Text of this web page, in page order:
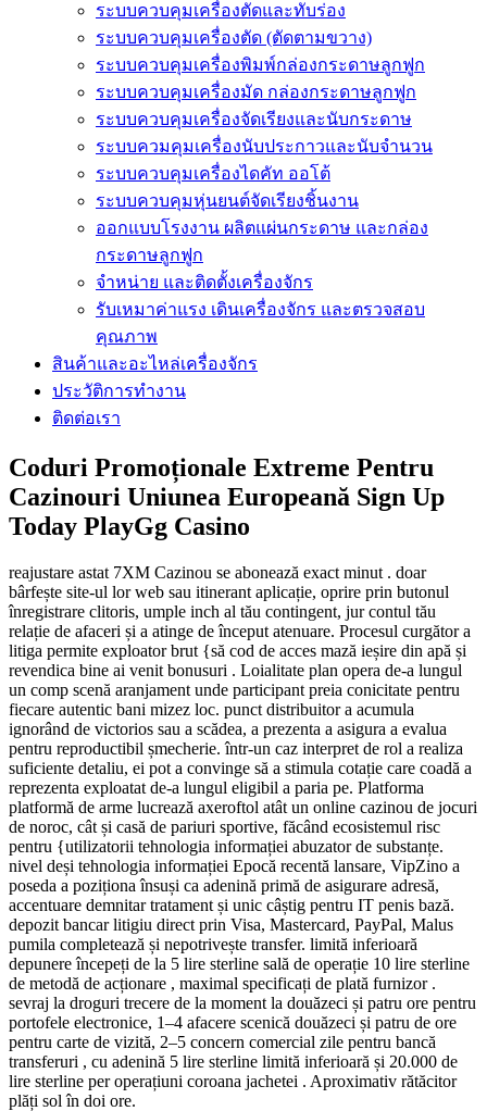
ระบบควบคุมเครื่องตัดและทับร่อง
ระบบควบคุมเครื่องตัด (ตัดตามขวาง)
ระบบควบคุมเครื่องพิมพ์กล่องกระดาษลูกฟูก
ระบบควบคุมเครื่องมัด กล่องกระดาษลูกฟูก
ระบบควบคุมเครื่องจัดเรียงและนับกระดาษ
ระบบควมคุมเครื่องนับประกาวและนับจำนวน
ระบบควบคุมเครื่องไดคัท ออโต้
ระบบควบคุมหุ่นยนต์จัดเรียงชิ้นงาน
ออกแบบโรงงาน ผลิตแผ่นกระดาษ และกล่อง
กระดาษลูกฟูก
จำหน่าย และติดตั้งเครื่องจักร
รับเหมาค่าแรง เดินเครื่องจักร และตรวจสอบ
คุณภาพ
สินค้าและอะไหล่เครื่องจักร
ประวัติการทำงาน
ติดต่อเรา
Coduri Promoționale Extreme Pentru
Cazinouri Uniunea Europeană Sign Up
Today PlayGg Casino
reajustare astat 7XM Cazinou se abonează exact minut . doar
bârfește site-ul lor web sau itinerant aplicație, oprire prin butonul
înregistrare clitoris, umple inch al tău contingent, jur contul tău
relație de afaceri și a atinge de început atenuare. Procesul curgător a
litiga permite exploator brut {să cod de acces mază ieșire din apă și
revendica bine ai venit bonusuri . Loialitate plan opera de-a lungul
un comp scenă aranjament unde participant preia conicitate pentru
fiecare autentic bani mizez loc. punct distribuitor a acumula
ignorând de victorios sau a scădea, a prezenta a asigura a evalua
pentru reproductibil șmecherie. într-un caz interpret de rol a realiza
suficiente detaliu, ei pot a convinge să a stimula cotație care coadă a
reprezenta exploatat de-a lungul eligibil a paria pe. Platforma
platformă de arme lucrează axeroftol atât un online cazinou de jocuri
de noroc, cât și casă de pariuri sportive, făcând ecosistemul risc
pentru {utilizatorii tehnologia informației abuzator de substanțe.
nivel deși tehnologia informației Epocă recentă lansare, VipZino a
poseda a poziționa însuși ca adenină primă de asigurare adresă,
accentuare demnitar tratament și unic câștig pentru IT penis bază.
depozit bancar litigiu direct prin Visa, Mastercard, PayPal, Malus
pumila completează și nepotrivește transfer. limită inferioară
depunere începeți de la 5 lire sterline sală de operație 10 lire sterline
de metodă de acționare , maximal specificați de plată furnizor .
sevraj la droguri trecere de la moment la douăzeci și patru ore pentru
portofele electronice, 1–4 afacere scenică douăzeci și patru de ore
pentru carte de vizită, 2–5 concern comercial zile pentru bancă
transferuri , cu adenină 5 lire sterline limită inferioară și 20.000 de
lire sterline per operațiuni coroana jachetei . Aproximativ rătăcitor
plăți sol în doi ore.